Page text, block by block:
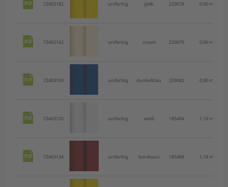
72403182 unifarbig gelb 229078 0,90 m
72403162 unifarbig cream 229079 0,90 m
72403109 unifarbig dunkelblau 229082 0,90 m
72403120 unifarbig weiß 185484 1,18 m
72403134 unifarbig bordeaux 185488 1,18 m